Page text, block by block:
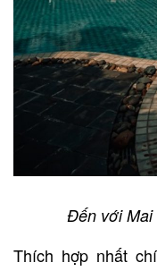
Đến với Mai
Thích hợp nhất